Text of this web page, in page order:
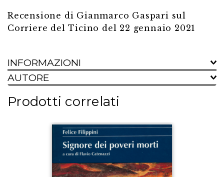
Recensione di Gianmarco Gaspari sul
Corriere del Ticino del 22 gennaio 2021
INFORMAZIONI
AUTORE
Prodotti correlati